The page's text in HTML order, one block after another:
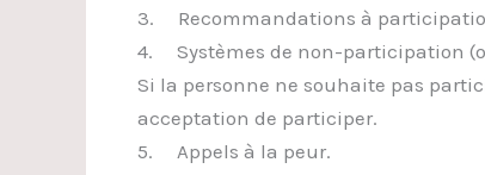
3. Recommandations à
4. Systèmes de non-participation
Si la personne ne souhaite pas
acceptation de participer.
5. Appels à la peur.